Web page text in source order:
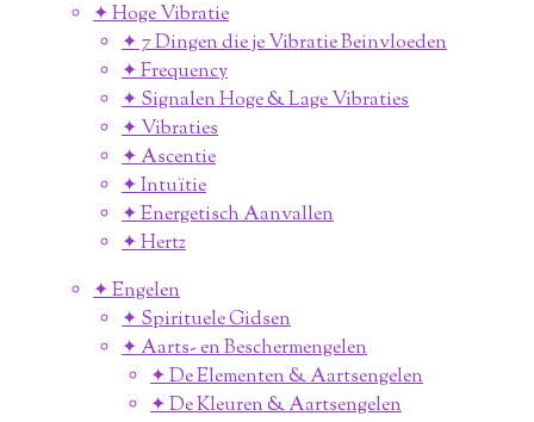
✦ Hoge Vibratie
✦ 7 Dingen die je Vibratie Beinvloeden
✦ Frequency
✦ Signalen Hoge & Lage Vibraties
✦ Vibraties
✦ Ascentie
✦ Intuïtie
✦ Energetisch Aanvallen
✦ Hertz
✦ Engelen
✦ Spirituele Gidsen
✦ Aarts- en Beschermengelen
✦ De Elementen & Aartsengelen
✦ De Kleuren & Aartsengelen